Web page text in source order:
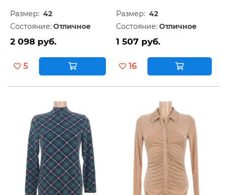
Размер: 42
Состояние: Отличное
2 098 руб.
5
Размер: 42
Состояние: Отличное
1 507 руб.
16